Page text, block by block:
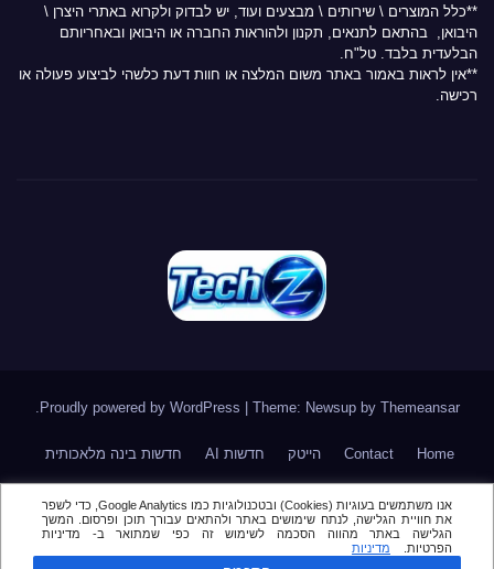
אנו משתמשים בעוגיות (Cookies) ובטכנולוגיות כמו Google Analytics, כדי לשפר
את חוויית הגלישה, לנתח שימושים באתר ולהתאים עבורך תוכן ופרסום. המשך
הגלישה באתר מהווה הסכמה לשימוש זה כפי שמתואר ב- מדיניות
הפרטיות.
מדיניות
**כלל המוצרים \ שירותים \ מבצעים ועוד, יש לבדוק ולקרוא באתרי היצרן \
היבואן, בהתאם לתנאים, תקנון ולהוראות החברה או היבואן ובאחריותם
הבלעדית בלבד. טל"ח.
**אין לראות באמור באתר משום המלצה או חוות דעת כלשהי לביצוע פעולה או
רכישה.
Proudly powered by WordPress | Theme: Newsup by Themeansar
Home
Contact הייטק חדשות AI חדשות בינה מלאכותית
מור מינויים בהייטק סקירות